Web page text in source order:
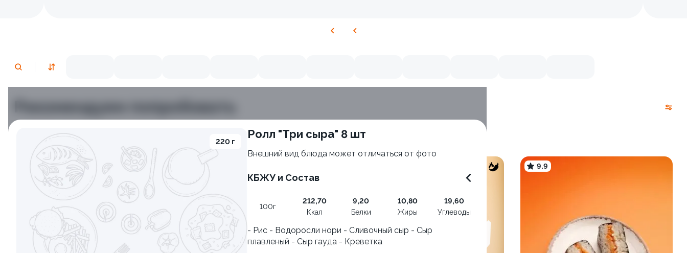
220 г
Ролл "Три сыра" 8 шт
Внешний вид блюда может отличаться от фото
КБЖУ и Состав
100г
212,70
Ккал
9,20
Белки
10,80
Жиры
19,60
Углеводы
- Рис - Водоросли нори - Сливочный сыр - Сыр
плавленый - Сыр гауда - Креветка
Рекомендуем попробовать
Традиционные
9.9 9.8 9.9